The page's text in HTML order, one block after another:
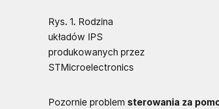
Rys. 1. Rodzina
układów IPS
produkowanych przez
STMicroelectronics
Pozornie problem sterowania za